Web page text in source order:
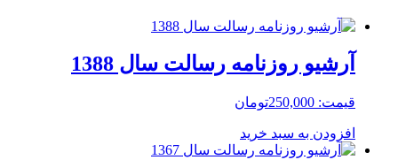
آرشیو روزنامه رسالت سال 1388
قیمت: 250,000تومان
افزودن به سبد خرید